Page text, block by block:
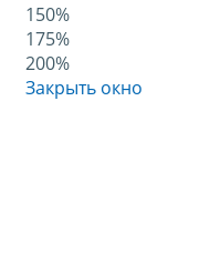
150%
175%
200%
Закрыть окно